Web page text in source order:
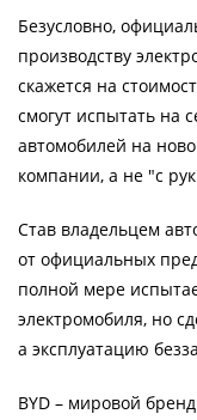
Безусловно,
производству
скажется на
смогут испытать на
автомобилей на
компании, а не "с
Став владельцем
от официальных
полной мере
электромобиля, но
а эксплуатацию
BYD – мировой